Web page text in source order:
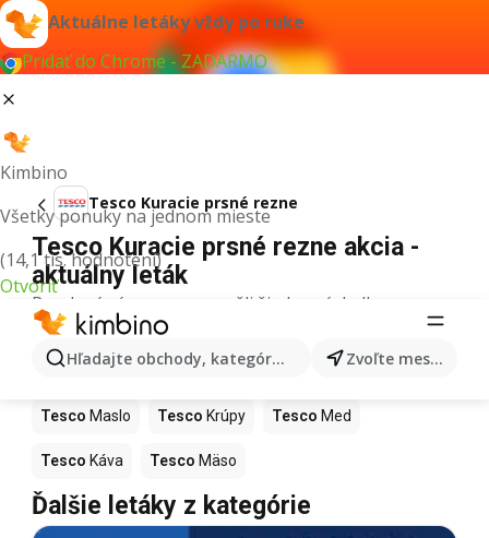
Aktuálne letáky vždy po ruke
Pridať do Chrome - ZADARMO
Kimbino
Všetky ponuky na jednom mieste
(14,1 tis. hodnotení)
Otvoriť
Hľadajte obchody, kategórie, produkty... Zvoľte mesto
Tesco Kuracie prsné rezne
Tesco Kuracie prsné rezne akcia -
aktuálny leták
Pre daný výraz sme nenašli žiadne výsledky.
Ďalšie produkty v obchodoch Tesco
Tesco Pizza Tesco Kiwi Mango
Tesco Maslo Tesco Krúpy Tesco Med
Tesco Káva Tesco Mäso
Ďalšie letáky z kategórie